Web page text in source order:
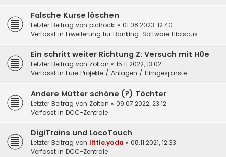
Falsche Kurse löschen
Letzter Beitrag von pichocki « 01.08.2023, 12:40
Verfasst in Erweiterung für Banking-Software Hibiscus
Ein schritt weiter Richtung Z: Versuch mit H0e
Letzter Beitrag von Zoltan « 15.11.2022, 13:02
Verfasst in Eure Projekte / Anlagen / Hirngespinste
Andere Mütter schöne (?) Töchter
Letzter Beitrag von Zoltan « 09.07.2022, 23:12
Verfasst in DCC-Zentrale
DigiTrains und LocoTouch
Letzter Beitrag von little.yoda « 08.11.2021, 12:33
Verfasst in DCC-Zentrale